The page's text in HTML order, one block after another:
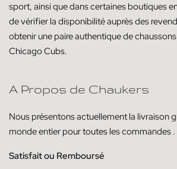
sport, ainsi que dans certaines boutiques
de vérifier la disponibilité auprès des
obtenir une paire authentique de
Chicago Cubs.
A Propos de Chaukers
Nous présentons actuellement la livraison
monde entier pour toutes les commandes .
Satisfait ou Remboursé